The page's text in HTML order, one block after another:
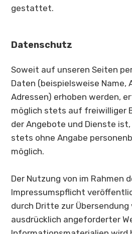
gestattet.
Datenschutz
Soweit auf unseren Seiten
Daten (beispielsweise Name,
Adressen) erhoben werden,
möglich stets auf freiwilliger
der Angebote und Dienste
stets ohne Angabe
möglich.
Der Nutzung von im Rahmen
Impressumspflicht
durch Dritte zur Übersendung
ausdrücklich angeforderter